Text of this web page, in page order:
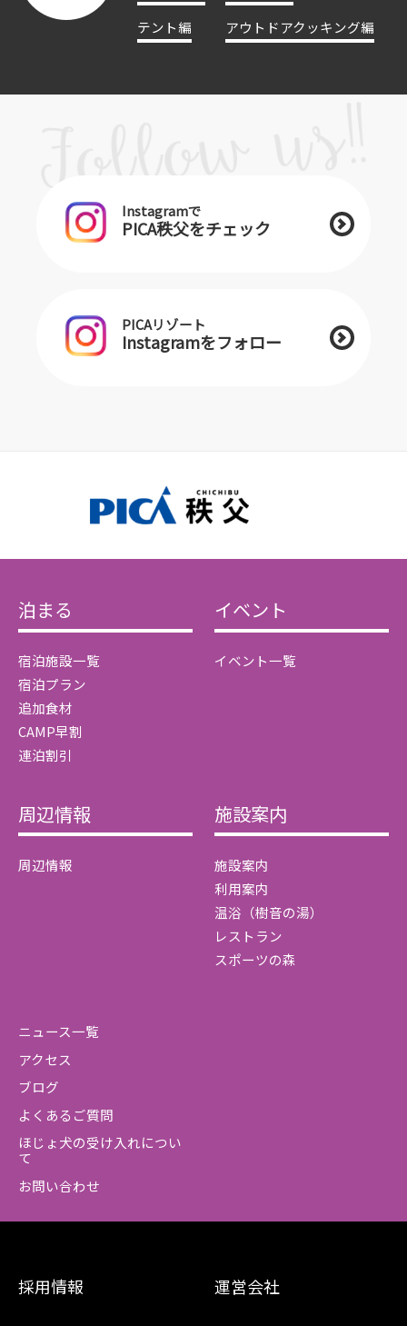
テント編
アウトドアクッキング編
Instagramで
PICA秩父をチェック
PICAリゾート
Instagramをフォロー
泊まる
宿泊施設一覧
宿泊プラン
追加食材
CAMP早割
連泊割引
イベント
イベント一覧
周辺情報
周辺情報
施設案内
施設案内
利用案内
温浴（樹音の湯）
レストラン
スポーツの森
ニュース一覧
アクセス
ブログ
よくあるご質問
ほじょ犬の受け入れについ
て
お問い合わせ
採用情報 運営会社